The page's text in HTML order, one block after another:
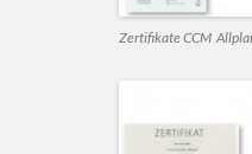
Zertifikate CCM